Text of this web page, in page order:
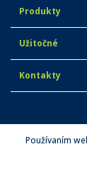
Produkty
Užitočné
Kontakty
Používaním